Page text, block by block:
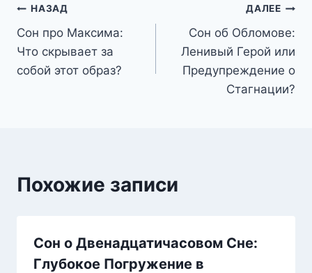
Навигация
по
записям
НАЗАД
Сон про Максима:
Что скрывает за
собой этот образ?
ДАЛЕЕ
Сон об Обломове:
Ленивый Герой или
Предупреждение о
Стагнации?
Похожие записи
Сон о Двенадцатичасовом Сне:
Глубокое Погружение в